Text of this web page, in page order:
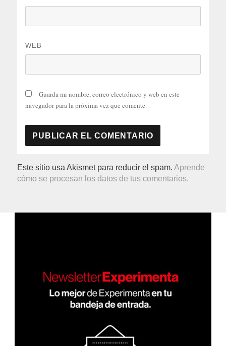
WEB
Guarda mi nombre, correo electrónico y web en este
navegador para la próxima vez que comente.
Este sitio usa Akismet para reducir el spam.Aprende
cómo se procesan los datos de tus comentarios.